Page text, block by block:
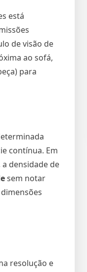
está
de visão de
ao sofá,
para
contínua. Em
densidade de
sem notar
resolução e